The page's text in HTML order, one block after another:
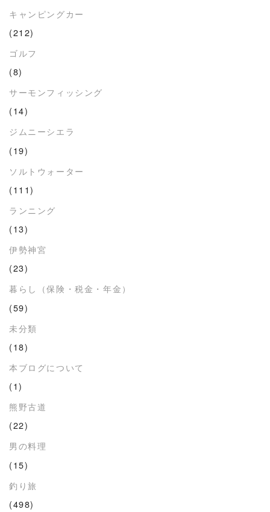
キャンピングカー
(212)
ゴルフ
(8)
サーモンフィッシング
(14)
ジムニーシエラ
(19)
ソルトウォーター
(111)
ランニング
(13)
伊勢神宮
(23)
暮らし（保険・税金・年金）
(59)
未分類
(18)
本ブログについて
(1)
熊野古道
(22)
男の料理
(15)
釣り旅
(498)